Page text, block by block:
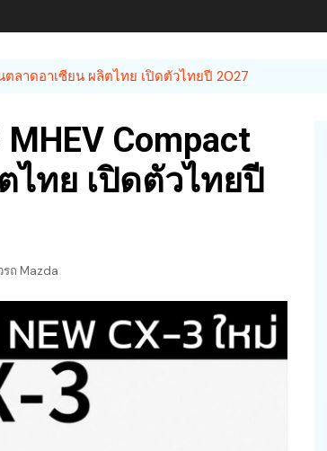
ตลาดอาเซียน ผลิตไทย เปิดตัวไทยปี 2027
MHEV Compact
ไทย เปิดตัวไทยปี
รถ Mazda